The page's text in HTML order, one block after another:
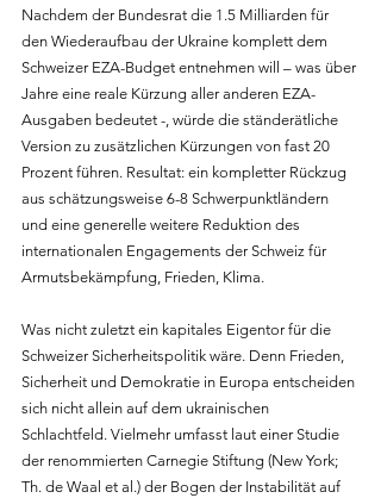
Nachdem der Bundesrat die 1.5 Milliarden für
den Wiederaufbau der Ukraine komplett dem
Schweizer EZA-Budget entnehmen will – was über
Jahre eine reale Kürzung aller anderen EZA-
Ausgaben bedeutet -, würde die ständerätliche
Version zu zusätzlichen Kürzungen von fast 20
Prozent führen. Resultat: ein kompletter Rückzug
aus schätzungsweise 6-8 Schwerpunktländern
und eine generelle weitere Reduktion des
internationalen Engagements der Schweiz für
Armutsbekämpfung, Frieden, Klima.
Was nicht zuletzt ein kapitales Eigentor für die
Schweizer Sicherheitspolitik wäre. Denn Frieden,
Sicherheit und Demokratie in Europa entscheiden
sich nicht allein auf dem ukrainischen
Schlachtfeld. Vielmehr umfasst laut einer Studie
der renommierten Carnegie Stiftung (New York;
Th. de Waal et al.) der Bogen der Instabilität auf